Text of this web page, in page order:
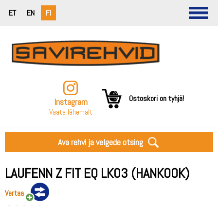
ET EN FI
Instagram
Vaata lähemalt
Ostoskori on tyhjä!
Ava rehvi ja velgede otsing
LAUFENN Z FIT EQ LK03 (HANKOOK)
Vertaa